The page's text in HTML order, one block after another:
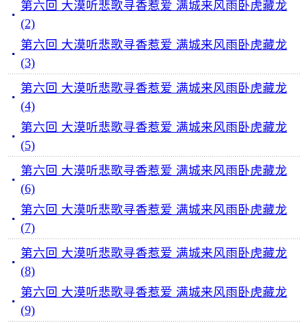
第六回 大漠听悲歌寻香惹爱 满城来风雨卧虎藏龙
(2)
第六回 大漠听悲歌寻香惹爱 满城来风雨卧虎藏龙
(3)
第六回 大漠听悲歌寻香惹爱 满城来风雨卧虎藏龙
(4)
第六回 大漠听悲歌寻香惹爱 满城来风雨卧虎藏龙
(5)
第六回 大漠听悲歌寻香惹爱 满城来风雨卧虎藏龙
(6)
第六回 大漠听悲歌寻香惹爱 满城来风雨卧虎藏龙
(7)
第六回 大漠听悲歌寻香惹爱 满城来风雨卧虎藏龙
(8)
第六回 大漠听悲歌寻香惹爱 满城来风雨卧虎藏龙
(9)